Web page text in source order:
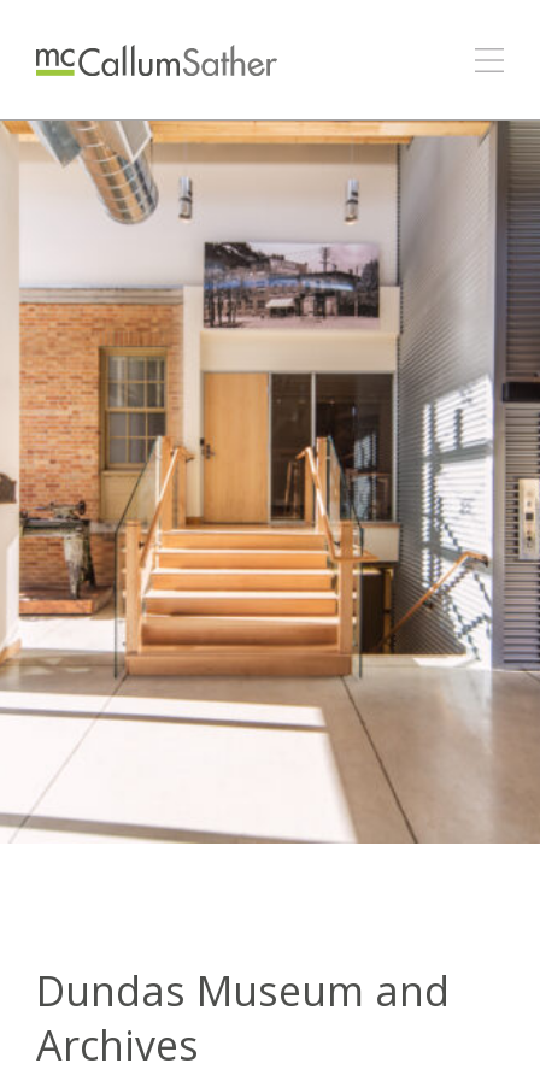
Dundas Museum and
Archives